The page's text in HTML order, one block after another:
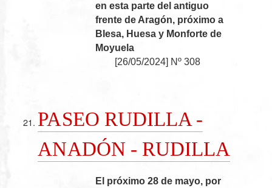
en esta parte del antiguo
frente de Aragón, próximo a
Blesa, Huesa y Monforte de
Moyuela
[26/05/2024] Nº 308
PASEO RUDILLA -
ANADÓN - RUDILLA
El próximo 28 de mayo, por